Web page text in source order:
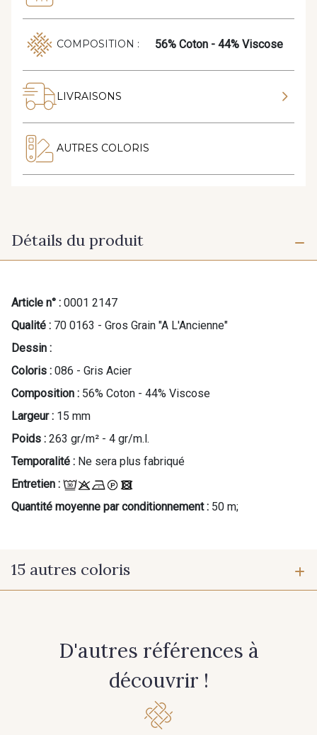
COMPOSITION : 56% Coton - 44% Viscose
LIVRAISONS
AUTRES COLORIS
Détails du produit
Article n° : 0001 2147
Qualité : 70 0163 - Gros Grain "A L'Ancienne"
Dessin :
Coloris : 086 - Gris Acier
Composition : 56% Coton - 44% Viscose
Largeur : 15 mm
Poids : 263 gr/m² - 4 gr/m.l.
Temporalité : Ne sera plus fabriqué
Entretien :
Quantité moyenne par conditionnement : 50 m;
15 autres coloris
D'autres références à
découvrir !